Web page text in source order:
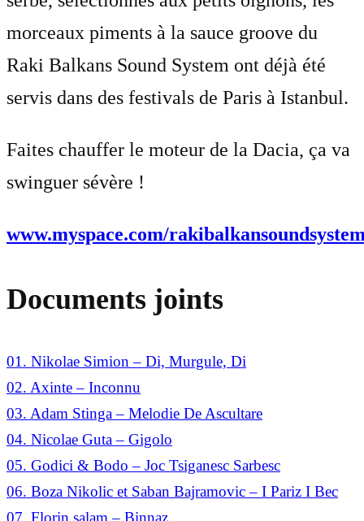
morceaux piments à la sauce groove du
Raki Balkans Sound System ont déjà été
servis dans des festivals de Paris à Istanbul.
Faites chauffer le moteur de la Dacia, ça va
swinguer sévère !
www.myspace.com/
Documents joints
01. Nikolae Simion – Di, Murgule, Di
02. Axinte – Inconnu
03. Adam Stinga – Melodie De Ascultare
04. Nicolae Guta – Gigolo
05. Godici & Bodo – Joc Tsiganesc Sarbesc
06. Boza Nikolic et Saban Bajramovic – I Pariz I Bec
07. Florin salam – Binnaz